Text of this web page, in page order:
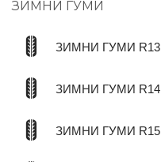
ЗИМНИ ГУМИ
ЗИМНИ ГУМИ R13
ЗИМНИ ГУМИ R14
ЗИМНИ ГУМИ R15